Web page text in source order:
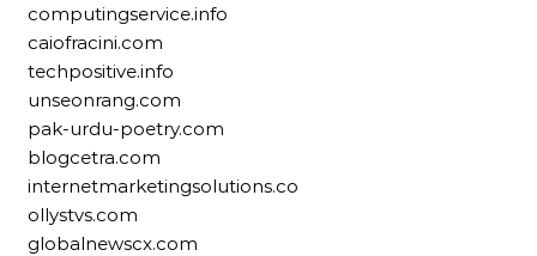
computingservice.info
caiofracini.com
techpositive.info
unseonrang.com
pak-urdu-poetry.com
blogcetra.com
internetmarketingsolutions.co
ollystvs.com
globalnewscx.com